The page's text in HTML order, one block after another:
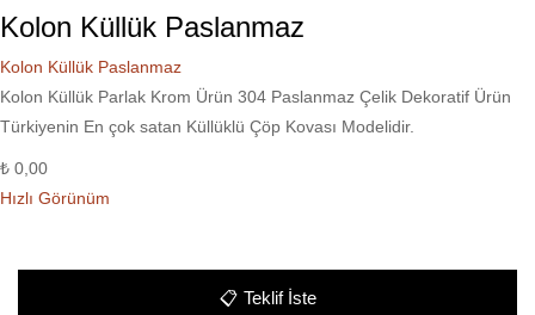
Kolon Küllük Paslanmaz
Kolon Küllük Paslanmaz
Kolon Küllük Parlak Krom Ürün 304 Paslanmaz Çelik Dekoratif Ürün
Türkiyenin En çok satan Küllüklü Çöp Kovası Modelidir.
₺ 0,00
Hızlı Görünüm
📋 Teklif İste